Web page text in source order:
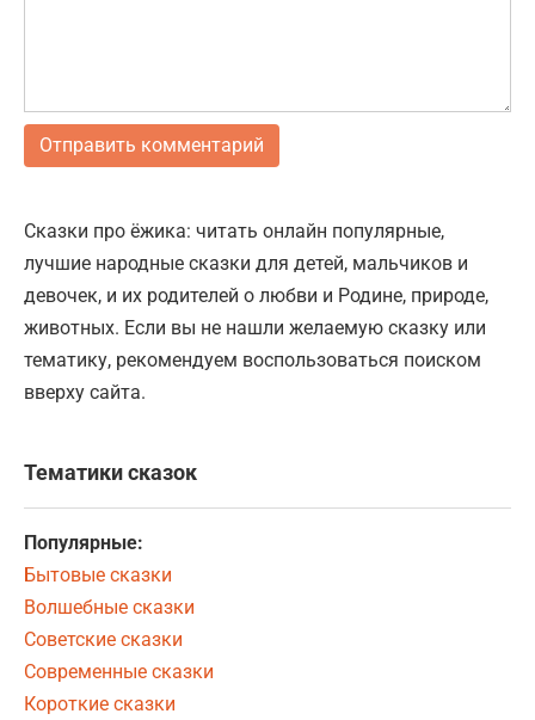
Сказки про ёжика: читать онлайн популярные,
лучшие народные сказки для детей, мальчиков и
девочек, и их родителей о любви и Родине, природе,
животных. Если вы не нашли желаемую сказку или
тематику, рекомендуем воспользоваться поиском
вверху сайта.
Тематики сказок
Популярные:
Бытовые сказки
Волшебные сказки
Советские сказки
Современные сказки
Короткие сказки